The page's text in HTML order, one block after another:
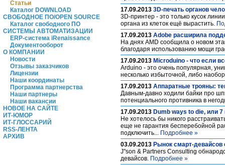
Статьи
Каталог DOWNLOAD
СВОБОДНОЕ ПО/OPEN SOURCE
Каталог свободного ПО
СИСТЕМЫ АВТОМАТИЗАЦИИ
ERP-система iRenaissance
Документооборот
О КОМПАНИИ
Новости
Отзывы заказчиков
Лицензии
Наши координаты
Программа партнерства
Наши партнеры
Наши вакансии
НОВОЕ НА САЙТЕ
ИТ-ЮМОР
ИТ-ГЛОССАРИЙ
RSS-ЛЕНТА
АРХИВ
17.09.2013 3D-печать органов
3D-принтер - это только кусок
органа из клеток ещё вырастить.
17.09.2013 Adobe расширила
На днях AMD сообщила о новом
благодаря использованию мощи
17.09.2013 Microduino - что если
Arduino - это очень популярная,
несколько избыточной, либо
17.09.2013 Аппаратные трояны:
Давным-давно ходили байки про
потенциального противника в
17.09.2013 Dumb ways to die, или
Не хотелось бы никого
еще не гарантия бесперебойной
подключить... Подробнее »
03.09.2013 Рынок смарт-девайсов
J"son & Partners Consulting
девайсов. Подробнее »